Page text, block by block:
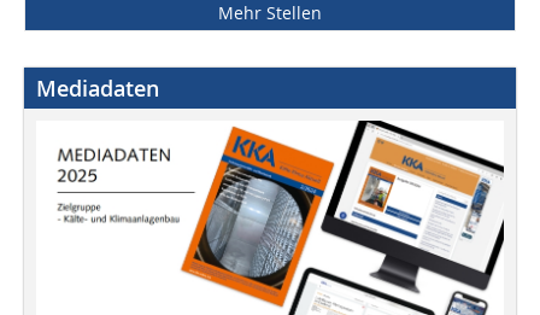
Mehr Stellen
Mediadaten